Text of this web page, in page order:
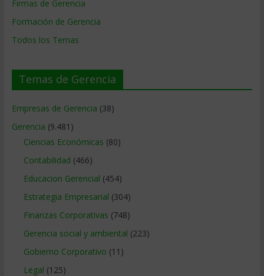
Firmas de Gerencia
Formación de Gerencia
Todos los Temas
Temas de Gerencia
Empresas de Gerencia (38)
Gerencia (9.481)
Ciencias Económicas (80)
Contabilidad (466)
Educacion Gerencial (454)
Estrategia Empresarial (304)
Finanzas Corporativas (748)
Gerencia social y ambiental (223)
Gobierno Corporativo (11)
Legal (125)